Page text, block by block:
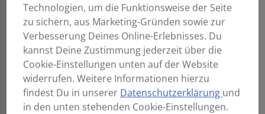
Technologien, um die Funktionsweise der Seite
zu sichern, aus Marketing-Gründen sowie zur
Verbesserung Deines Online-Erlebnisses. Du
kannst Deine Zustimmung jederzeit über die
Cookie-Einstellungen unten auf der Website
widerrufen. Weitere Informationen hierzu
findest Du in unserer Datenschutzerklärung und
in den unten stehenden Cookie-Einstellungen.